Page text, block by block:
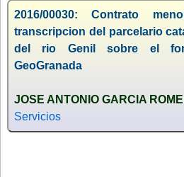
2016/00030: Contrato
transcripcion del parcelario
del rio Genil sobre el
GeoGranada
JOSE ANTONIO GARCIA
Servicios